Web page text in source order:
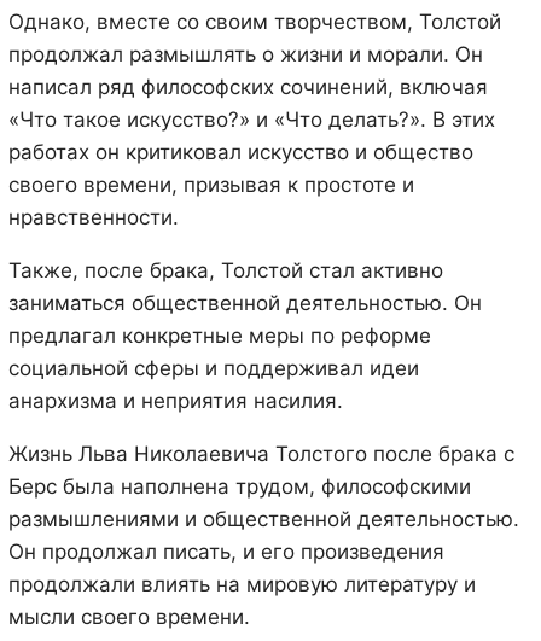
Однако, вместе со своим творчеством, Толстой
продолжал размышлять о жизни и морали. Он
написал ряд философских сочинений, включая
«Что такое искусство?» и «Что делать?». В этих
работах он критиковал искусство и общество
своего времени, призывая к простоте и
нравственности.
Также, после брака, Толстой стал активно
заниматься общественной деятельностью. Он
предлагал конкретные меры по реформе
социальной сферы и поддерживал идеи
анархизма и неприятия насилия.
Жизнь Льва Николаевича Толстого после брака с
Берс была наполнена трудом, философскими
размышлениями и общественной деятельностью.
Он продолжал писать, и его произведения
продолжали влиять на мировую литературу и
мысли своего времени.